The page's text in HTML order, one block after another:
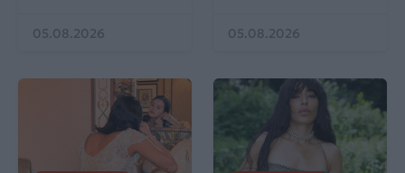
05.08.2026 05.08.2026